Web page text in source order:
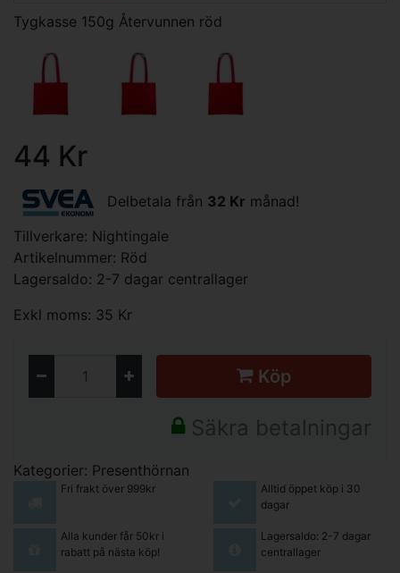
Tygkasse 150g Återvunnen röd
44 Kr
Delbetala från 32 Kr månad!
Tillverkare: Nightingale
Artikelnummer: Röd
Lagersaldo: 2-7 dagar centrallager
Exkl moms: 35 Kr
Köp
Säkra betalningar
Kategorier: Presenthörnan
Fri frakt över 999kr
Alltid öppet köp i 30
dagar
Alla kunder får 50kr i
rabatt på nästa köp!
Lagersaldo: 2-7 dagar
centrallager